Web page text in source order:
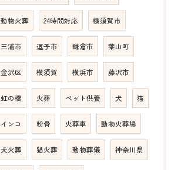
動物火葬 24時間対応 横須賀市
三浦市 逗子市 鎌倉市 葉山町
金沢区 横須賀 横浜市 藤沢市
虹の橋 火葬 ペット供養 犬 猫
インコ 粉骨 火葬車 動物火葬場
犬火葬 猫火葬 動物葬儀 神奈川県